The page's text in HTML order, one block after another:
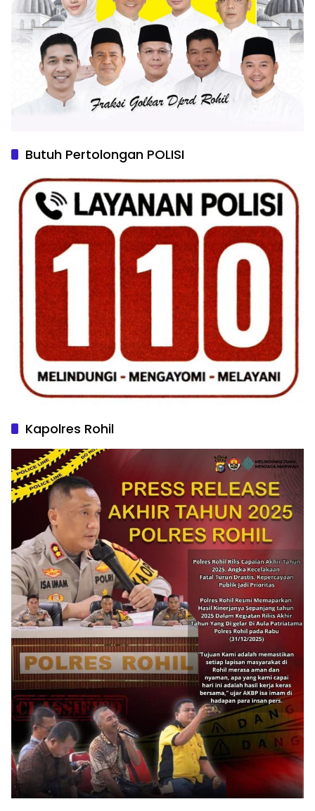
Butuh Pertolongan POLISI
Kapolres Rohil